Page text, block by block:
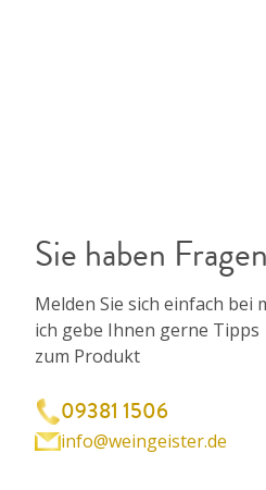
Sie haben
Melden Sie sich einfach bei
ich gebe Ihnen gerne Tipps
zum Produkt
09381 1506
info@weingeister.de